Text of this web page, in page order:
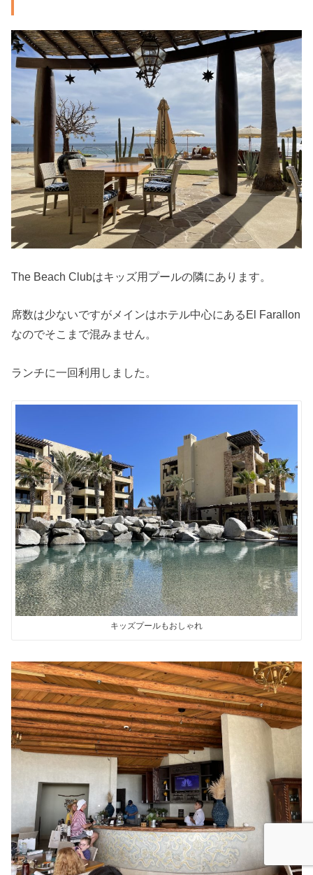
The Beach Clubはキッズ用プールの隣にあります。
席数は少ないですがメインはホテル中心にあるEl Farallon
なのでそこまで混みません。
ランチに一回利用しました。
キッズプールもおしゃれ